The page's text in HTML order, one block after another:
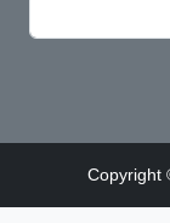
Copyright